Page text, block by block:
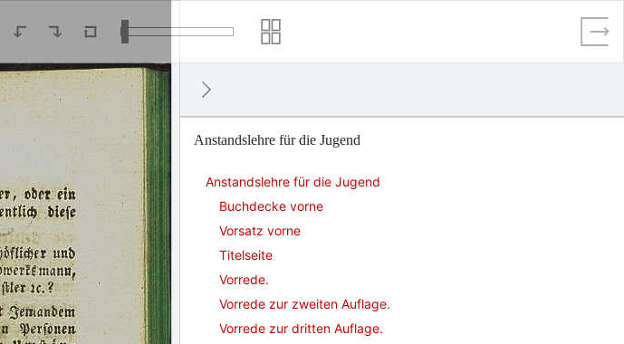
Anstandslehre für die Jugend
Anstandslehre für die Jugend
Buchdecke vorne
Vorsatz vorne
Titelseite
Vorrede.
Vorrede zur zweiten Auflage.
Vorrede zur dritten Auflage.